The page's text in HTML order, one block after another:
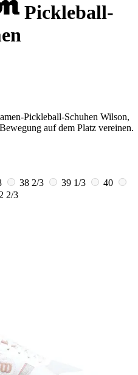
Pickleball-
Pickleball-Schuhen Wilson,
auf dem Platz vereinen.
38 2/3 39 1/3
40
2/3